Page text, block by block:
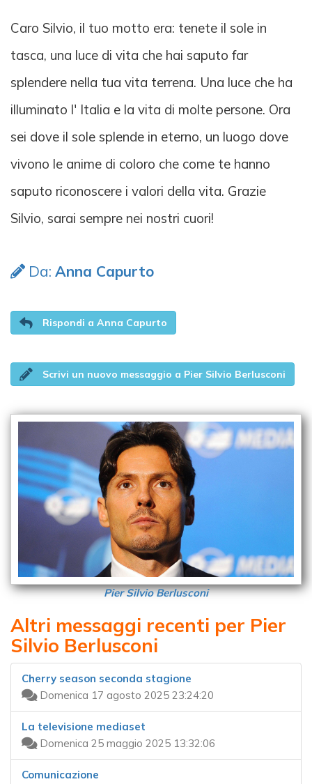
Caro Silvio, il tuo motto era: tenete il sole in
tasca, una luce di vita che hai saputo far
splendere nella tua vita terrena. Una luce che ha
illuminato l' Italia e la vita di molte persone. Ora
sei dove il sole splende in eterno, un luogo dove
vivono le anime di coloro che come te hanno
saputo riconoscere i valori della vita. Grazie
Silvio, sarai sempre nei nostri cuori!
Da: Anna Capurto
Rispondi a Anna Capurto
Scrivi un nuovo messaggio a Pier Silvio Berlusconi
Pier Silvio Berlusconi
Altri messaggi recenti per Pier
Silvio Berlusconi
Cherry season seconda stagione
Domenica 17 agosto 2025 23:24:20
La televisione mediaset
Domenica 25 maggio 2025 13:32:06
Comunicazione